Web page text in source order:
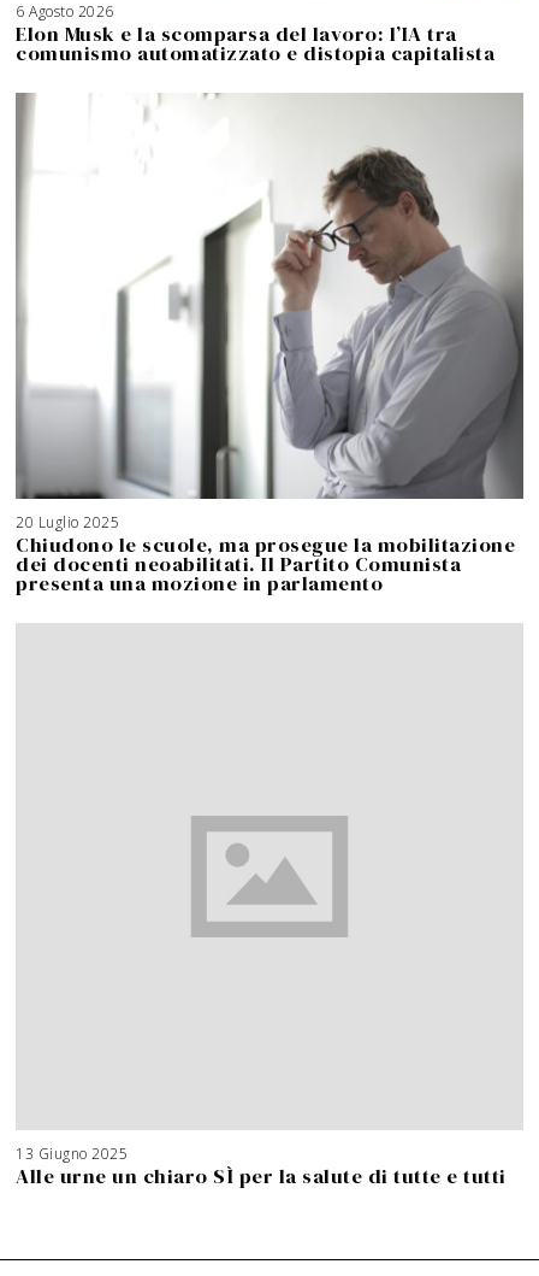
6 Agosto 2026
Elon Musk e la scomparsa del lavoro: l’IA tra
comunismo automatizzato e distopia capitalista
20 Luglio 2025
A
g
o
s
t
o
2
Chiudono le scuole, ma prosegue la mobilitazione
dei docenti neoabilitati. Il Partito Comunista
presenta una mozione in parlamento
13 Giugno 2025
Alle urne un chiaro SÌ per la salute di tutte e tutti